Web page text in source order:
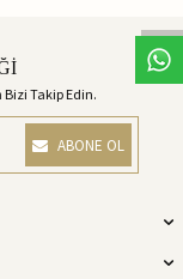
Takip Edin.
ABONE OL